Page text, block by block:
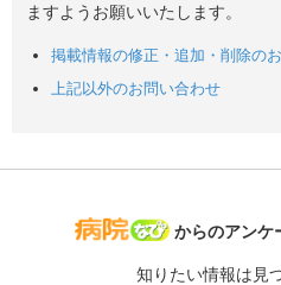
ますようお願いいたします。
掲載情報の修正・追加・削除の
上記以外のお問い合わせ
病院なび
からのアンケ
知りたい情報は見